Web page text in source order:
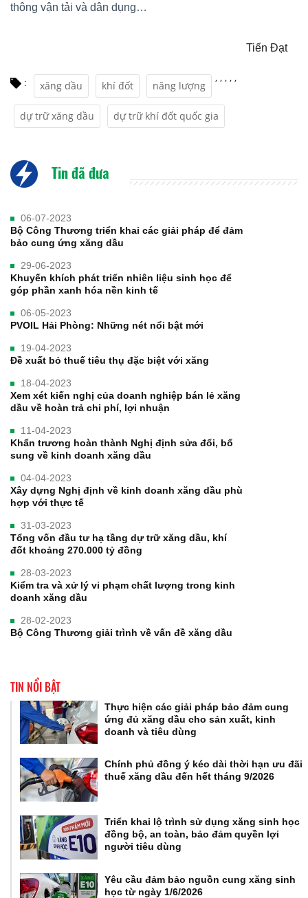
thông vận tải và dân dụng…
Tiến Đạt
: xăng dầu
,
khí đốt
,
năng lượng
,
dự trữ xăng dầu
,
dự trữ khí đốt quốc gia
,
Tin đã đưa
06-07-2023
Bộ Công Thương triển khai các giải pháp để đảm
bảo cung ứng xăng dầu
29-06-2023
Khuyến khích phát triển nhiên liệu sinh học để
góp phần xanh hóa nền kinh tế
06-05-2023
PVOIL Hải Phòng: Những nét nổi bật mới
19-04-2023
Đề xuất bỏ thuế tiêu thụ đặc biệt với xăng
18-04-2023
Xem xét kiến nghị của doanh nghiệp bán lẻ xăng
dầu về hoàn trả chi phí, lợi nhuận
11-04-2023
Khẩn trương hoàn thành Nghị định sửa đổi, bổ
sung về kinh doanh xăng dầu
04-04-2023
Xây dựng Nghị định về kinh doanh xăng dầu phù
hợp với thực tế
31-03-2023
Tổng vốn đầu tư hạ tầng dự trữ xăng dầu, khí
đốt khoảng 270.000 tỷ đồng
28-03-2023
Kiểm tra và xử lý vi phạm chất lượng trong kinh
doanh xăng dầu
28-02-2023
Bộ Công Thương giải trình về vấn đề xăng dầu
TIN NỔI BẬT
Thực hiện các giải pháp bảo đảm cung
ứng đủ xăng dầu cho sản xuất, kinh
doanh và tiêu dùng
Chính phủ đồng ý kéo dài thời hạn ưu đãi
thuế xăng dầu đến hết tháng 9/2026
Triển khai lộ trình sử dụng xăng sinh học
đồng bộ, an toàn, bảo đảm quyền lợi
người tiêu dùng
Yêu cầu đảm bảo nguồn cung xăng sinh
học từ ngày 1/6/2026